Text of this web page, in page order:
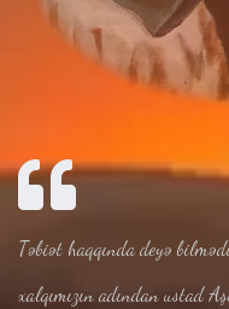
Təbiət haqqında deyə
xalqımızın adından ustad